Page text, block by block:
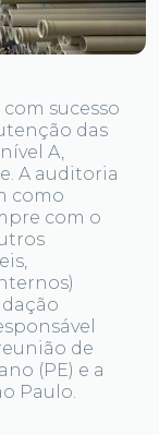
sucesso
das
A,
A auditoria
como
com o
de
(PE) e a
Paulo.